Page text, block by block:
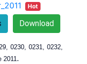
Hot
Download
0230, 0231, 0232,
2011.